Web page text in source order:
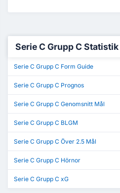
Serie C Grupp C Statistik
Serie C Grupp C Form Guide
Serie C Grupp C Prognos
Serie C Grupp C Genomsnitt Mål
Serie C Grupp C BLGM
Serie C Grupp C Över 2.5 Mål
Serie C Grupp C Hörnor
Serie C Grupp C xG